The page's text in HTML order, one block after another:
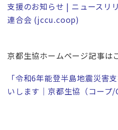
支援のお知らせ | ニュースリ
連合会 (jccu.coop)
京都生協ホームページ記事は
「令和6年能登半島地震災害
いします｜京都生協（コー